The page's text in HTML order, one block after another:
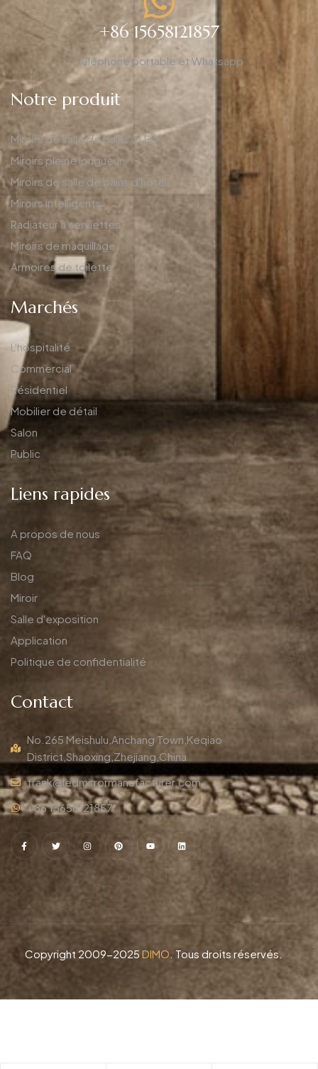
+86 15658121857
Téléphone portable et Whatsapp
Notre produit
Miroirs de salle de bains à LED
Miroirs pleine longueur
Miroirs de salle de bains d'hôtel
Miroirs intelligents
Radiateur à serviettes
Miroirs de maquillage
Armoires de toilette
Marchés
L'hospitalité
Commercial
Résidentiel
Mobilier de détail
Salon
Public
Liens rapides
A propos de nous
FAQ
Blog
Miroir
Salle d'exposition
Application
Politique de confidentialité
Contact
No.265 Meishulu,Anchang Town,Keqiao
District,Shaoxing,Zhejiang,China
frank@ledmirrormanufacturer.com
+86 15658121857
Copyright 2009-2025 DIMO. Tous droits réservés.